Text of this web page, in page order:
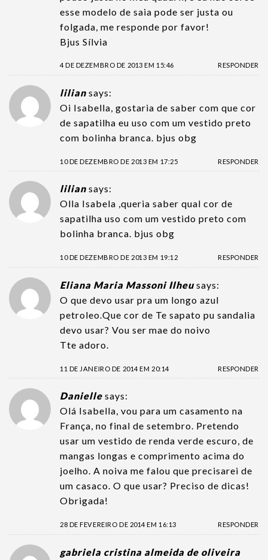
esse modelo de saia pode ser justa ou
folgada, me responde por favor!
Bjus Sílvia
4 DE DEZEMBRO DE 2013 EM 15:46 RESPONDER
lilian says:
Oi Isabella, gostaria de saber com que cor
de sapatilha eu uso com um vestido preto
com bolinha branca. bjus obg
10 DE DEZEMBRO DE 2013 EM 17:25 RESPONDER
lilian says:
Olla Isabela ,queria saber qual cor de
sapatilha uso com um vestido preto com
bolinha branca. bjus obg
10 DE DEZEMBRO DE 2013 EM 19:12 RESPONDER
Eliana Maria Massoni Ilheu says:
O que devo usar pra um longo azul
petroleo.Que cor de Te sapato pu sandalia
devo usar? Vou ser mae do noivo
Tte adoro.
11 DE JANEIRO DE 2014 EM 20:14 RESPONDER
Danielle says:
Olá Isabella, vou para um casamento na
França, no final de setembro. Pretendo
usar um vestido de renda verde escuro, de
mangas longas e comprimento acima do
joelho. A noiva me falou que precisarei de
um casaco. O que usar? Preciso de dicas!
Obrigada!
28 DE FEVEREIRO DE 2014 EM 16:13 RESPONDER
gabriela cristina almeida de oliveira